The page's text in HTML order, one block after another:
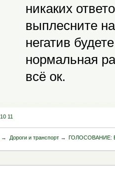
никаких
выплесните
негатив
нормальная
всё ок.
10 11
→ Дороги и транспорт→ ГОЛОСОВАНИЕ: